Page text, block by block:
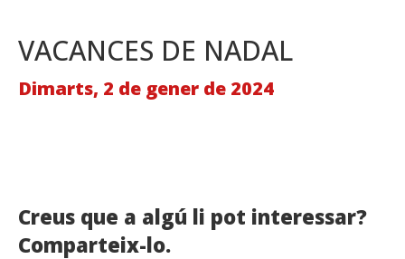
VACANCES DE NADAL
Dimarts, 2 de gener de 2024
Creus que a algú li pot interessar?
Comparteix-lo.